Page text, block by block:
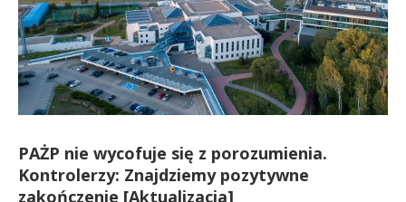
PAŻP nie wycofuje się z porozumienia.
Kontrolerzy: Znajdziemy pozytywne
zakończenie [Aktualizacja]